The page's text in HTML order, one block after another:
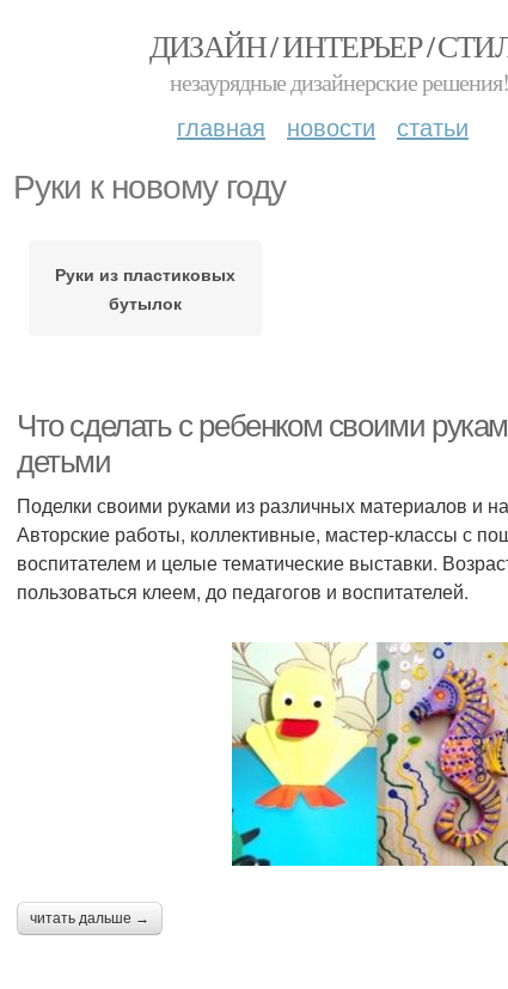
ДИЗАЙН / ИНТЕРЬЕР /
незаурядные дизайнерские решения!
главная новости статьи
Руки к новому году
Руки из пластиковых
бутылок
Что сделать с ребенком своими
детьми
Поделки своими руками из различных материалов и
Авторские работы, коллективные, мастер-классы с
воспитателем и целые тематические выставки.
пользоваться клеем, до педагогов и воспитателей.
читать дальше →